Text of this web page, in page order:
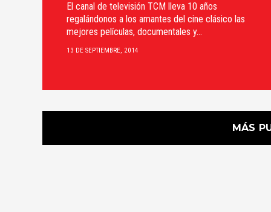
El canal de televisión TCM lleva 10 años
regalándonos a los amantes del cine clásico las
mejores películas, documentales y...
13 DE SEPTIEMBRE, 2014
MÁS